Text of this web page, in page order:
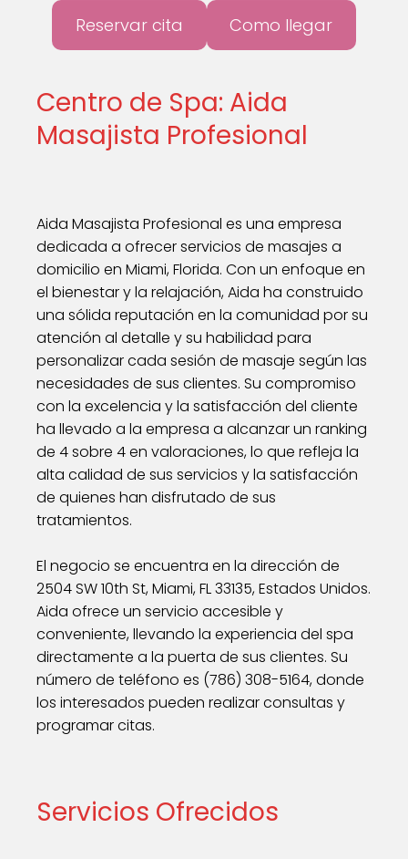
Reservar cita Como llegar
Centro de Spa: Aida
Masajista Profesional
Aida Masajista Profesional es una empresa
dedicada a ofrecer servicios de masajes a
domicilio en Miami, Florida. Con un enfoque en
el bienestar y la relajación, Aida ha construido
una sólida reputación en la comunidad por su
atención al detalle y su habilidad para
personalizar cada sesión de masaje según las
necesidades de sus clientes. Su compromiso
con la excelencia y la satisfacción del cliente
ha llevado a la empresa a alcanzar un ranking
de 4 sobre 4 en valoraciones, lo que refleja la
alta calidad de sus servicios y la satisfacción
de quienes han disfrutado de sus
tratamientos.
El negocio se encuentra en la dirección de
2504 SW 10th St, Miami, FL 33135, Estados Unidos.
Aida ofrece un servicio accesible y
conveniente, llevando la experiencia del spa
directamente a la puerta de sus clientes. Su
número de teléfono es (786) 308-5164, donde
los interesados pueden realizar consultas y
programar citas.
Servicios Ofrecidos